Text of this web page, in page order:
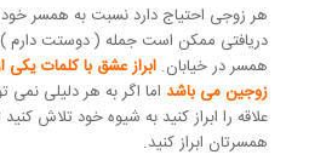
هر زوجی احتیاج دارد نسبت به همسر
دریافتی ممکن است جمله ( دوستت دارم
همسر در خیابان. ابراز عشق با کلمات
زوجین می باشداما اگر به هر دلیلی نمی
علاقه را ابراز کنید به شیوه خود تلاش
همسرتان ابراز کنید.